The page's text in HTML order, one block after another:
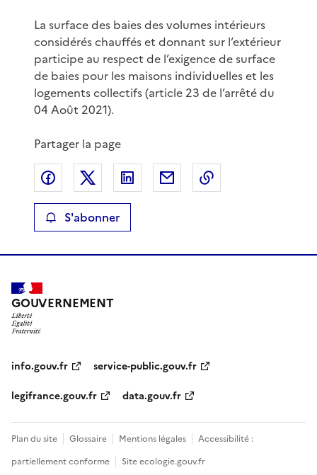
La surface des baies des volumes intérieurs
considérés chauffés et donnant sur l’extérieur
participe au respect de l’exigence de surface
de baies pour les maisons individuelles et les
logements collectifs (article 23 de l’arrêté du
04 Août 2021).
Partager la page
Partager sur Facebook
Partager sur XPartager sur LinkedIn
Partager par email
S'abonner
GOUVERNEMENT
info.gouv.fr
service-public.gouv.fr
legifrance.gouv.fr
data.gouv.fr
Plan du site Glossaire Mentions légales
Accessibilité :
partiellement conforme
Site ecologie.gouv.fr